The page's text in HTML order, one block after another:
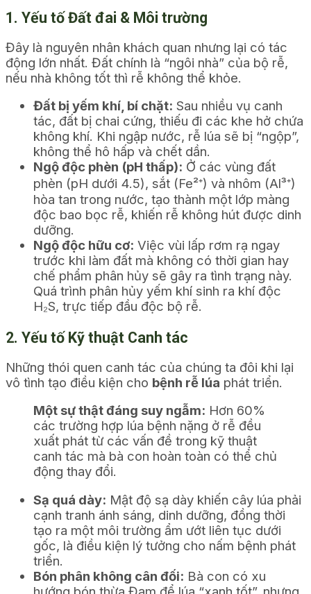
1. Yếu tố Đất đai & Môi trường
Đây là nguyên nhân khách quan nhưng lại có tác
động lớn nhất. Đất chính là “ngôi nhà” của bộ rễ,
nếu nhà không tốt thì rễ không thể khỏe.
Đất bị yếm khí, bí chặt: Sau nhiều vụ canh
tác, đất bị chai cứng, thiếu đi các khe hở chứa
không khí. Khi ngập nước, rễ lúa sẽ bị “ngộp”,
không thể hô hấp và chết dần.
Ngộ độc phèn (pH thấp): Ở các vùng đất
phèn (pH dưới 4.5), sắt (Fe²⁺) và nhôm (Al³⁺)
hòa tan trong nước, tạo thành một lớp màng
độc bao bọc rễ, khiến rễ không hút được dinh
dưỡng.
Ngộ độc hữu cơ: Việc vùi lấp rơm rạ ngay
trước khi làm đất mà không có thời gian hay
chế phẩm phân hủy sẽ gây ra tình trạng này.
Quá trình phân hủy yếm khí sinh ra khí độc
H₂S, trực tiếp đầu độc bộ rễ.
2. Yếu tố Kỹ thuật Canh tác
Những thói quen canh tác của chúng ta đôi khi lại
vô tình tạo điều kiện cho bệnh rễ lúa phát triển.
Một sự thật đáng suy ngẫm: Hơn 60%
các trường hợp lúa bệnh nặng ở rễ đều
xuất phát từ các vấn đề trong kỹ thuật
canh tác mà bà con hoàn toàn có thể chủ
động thay đổi.
Sạ quá dày: Mật độ sạ dày khiến cây lúa phải
cạnh tranh ánh sáng, dinh dưỡng, đồng thời
tạo ra một môi trường ẩm ướt liên tục dưới
gốc, là điều kiện lý tưởng cho nấm bệnh phát
triển.
Bón phân không cân đối: Bà con có xu